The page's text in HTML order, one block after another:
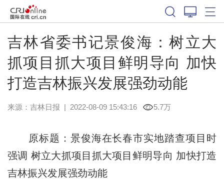
吉林省委书记景俊海：树立大
抓项目抓大项目鲜明导向 加快
打造吉林振兴发展强劲动能
来源： 吉林日报 | 2022-08-09 15:43:16 5.7万
原标题：景俊海在长春市实地踏查项目时
强调 树立大抓项目抓大项目鲜明导向 加快打造
吉林振兴发展强劲动能